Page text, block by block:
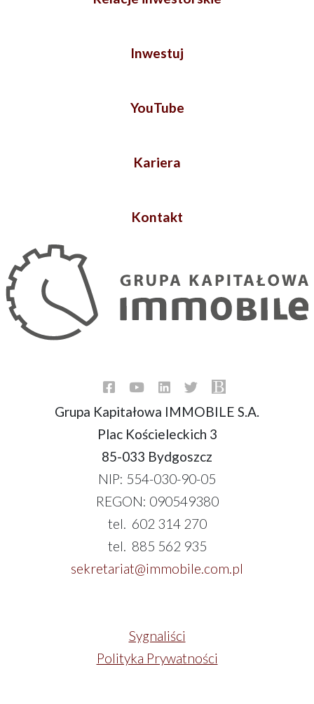
Inwestuj
YouTube
Kariera
Kontakt
Grupa Kapitałowa IMMOBILE S.A.
Plac Kościeleckich 3
85-033 Bydgoszcz
NIP: 554-030-90-05
REGON: 090549380
tel. 602 314 270
tel. 885 562 935
sekretariat@immobile.com.pl
Sygnaliści
Polityka Prywatności